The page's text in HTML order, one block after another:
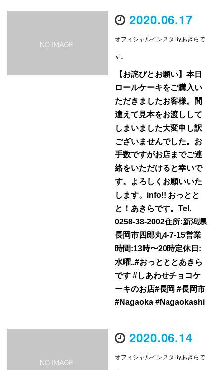
2020.06.17
オフィシャルインスタByあきらで
す。
【お詫びとお願い】本日
ロールケーキをご購入い
ただきましたお客様。間
違えて見本をお渡しして
しまいました大変申し訳
ございませんでした。お
手数ですがお店までご連
絡をいただけると幸いで
す。よろしくお願いいた
します。info!! おっとと
と！あきらです。Tel.
0258-38-2002住所:新潟県
長岡市四郎丸4-7-15営業
時間:13時〜20時定休日:
水曜..#おっとととあきら
です #しあわせチョコケ
ーキのお店#長岡 #長岡市
#Nagaoka #Nagaokashi
2020.06.14
オフィシャルインスタByあきらで